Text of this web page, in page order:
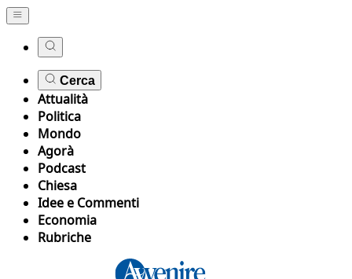
Cerca
Attualità
Politica
Mondo
Agorà
Podcast
Chiesa
Idee e Commenti
Economia
Rubriche